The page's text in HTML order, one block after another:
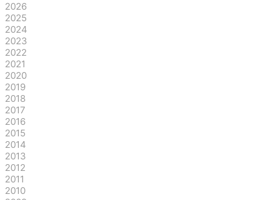
2026
2025
2024
2023
2022
2021
2020
2019
2018
2017
2016
2015
2014
2013
2012
2011
2010